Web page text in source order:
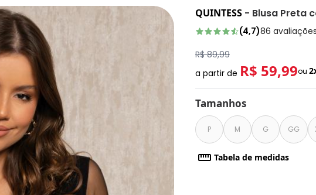
QUINTESS - Blusa Preta
(4,7)86 avaliações
R$ 89,99
a partir de R$ 59,99ou
Tamanhos
P M G GG
Tabela de medidas